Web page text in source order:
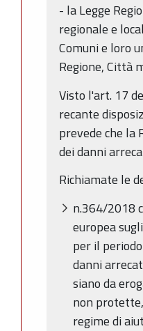
- la Legge
regionale e
Comuni e loro
Regione, Città
Visto l'art. 17
recante
prevede che la
dei danni
Richiamate le
n.364/2018
europea
per il
danni
siano da
non
regime di